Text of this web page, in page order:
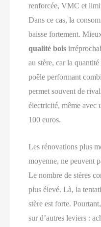
renforcée, VMC et
Dans ce cas, la
baisse fortement.
qualité bois
au stère, car la
poêle performant
permet souvent de
électricité, même avec
100 euros.
Les rénovations plus
moyenne, ne peuvent
Le nombre de stères
plus élevé. Là, la
stère est forte.
sur d’autres leviers :